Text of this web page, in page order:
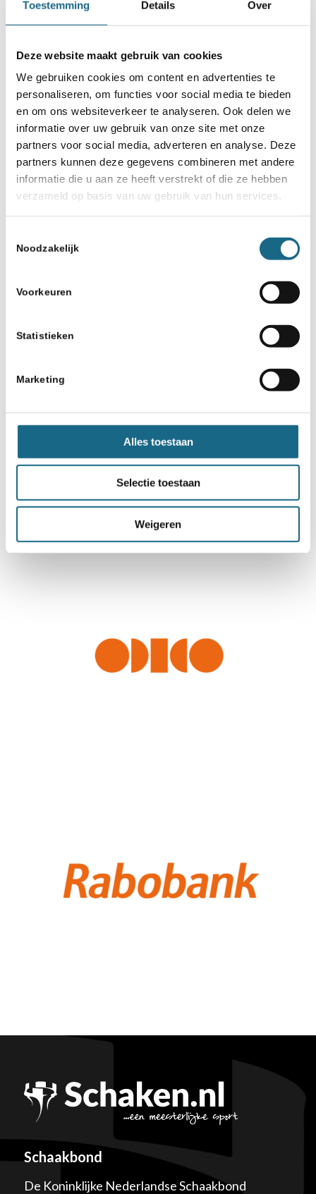
Toestemming Details Over
Deze website maakt gebruik van cookies
We gebruiken cookies om content en advertenties te
personaliseren, om functies voor social media te bieden
en om ons websiteverkeer te analyseren. Ook delen we
informatie over uw gebruik van onze site met onze
partners voor social media, adverteren en analyse. Deze
partners kunnen deze gegevens combineren met andere
informatie die u aan ze heeft verstrekt of die ze hebben
verzameld op basis van uw gebruik van hun services.
Noodzakelijk
Voorkeuren
Statistieken
Marketing
Alles toestaan
Selectie toestaan
Weigeren
Schaakbond
De Koninklijke Nederlandse Schaakbond